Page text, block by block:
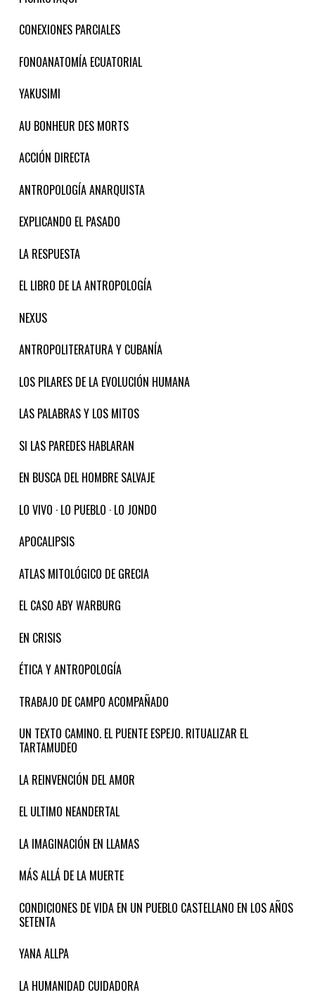
CONEXIONES PARCIALES
FONOANATOMÍA ECUATORIAL
YAKUSIMI
AU BONHEUR DES MORTS
ACCIÓN DIRECTA
ANTROPOLOGÍA ANARQUISTA
EXPLICANDO EL PASADO
LA RESPUESTA
EL LIBRO DE LA ANTROPOLOGÍA
NEXUS
ANTROPOLITERATURA Y CUBANÍA
LOS PILARES DE LA EVOLUCIÓN HUMANA
LAS PALABRAS Y LOS MITOS
SI LAS PAREDES HABLARAN
EN BUSCA DEL HOMBRE SALVAJE
LO VIVO · LO PUEBLO · LO JONDO
APOCALIPSIS
ATLAS MITOLÓGICO DE GRECIA
EL CASO ABY WARBURG
EN CRISIS
ÉTICA Y ANTROPOLOGÍA
TRABAJO DE CAMPO ACOMPAÑADO
UN TEXTO CAMINO. EL PUENTE ESPEJO. RITUALIZAR EL
TARTAMUDEO
LA REINVENCIÓN DEL AMOR
EL ULTIMO NEANDERTAL
LA IMAGINACIÓN EN LLAMAS
MÁS ALLÁ DE LA MUERTE
CONDICIONES DE VIDA EN UN PUEBLO CASTELLANO EN LOS AÑOS
SETENTA
YANA ALLPA
LA HUMANIDAD CUIDADORA